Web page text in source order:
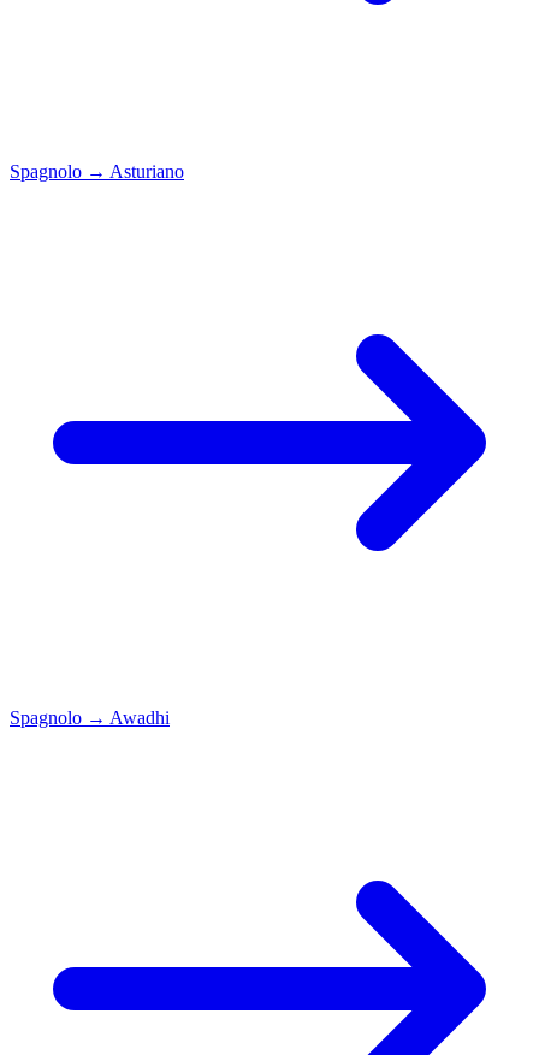
Spagnolo → Asturiano
Spagnolo → Awadhi